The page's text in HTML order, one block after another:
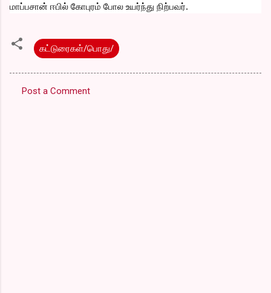
மாப்பசான் ஈபில் கோபுரம் போல உயர்ந்து நிற்பவர்.
கட்டுரைகள்/பொது/
Post a Comment